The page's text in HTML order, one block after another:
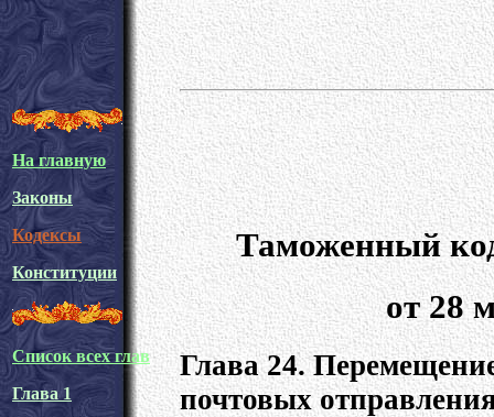
На главную
Законы
Кодексы
Конституции
Список всех глав
Глава 1
Таможенный
от 28
Глава 24.
почтовых